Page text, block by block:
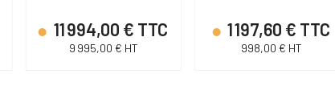
11 994,00 € TTC
9 995,00 € HT
1 197,60 € TTC
998,00 € HT